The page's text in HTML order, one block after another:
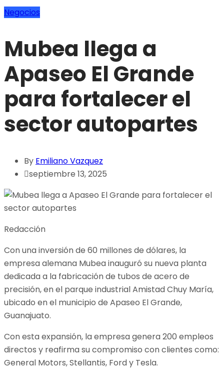
Negocios
Mubea llega a
Apaseo El Grande
para fortalecer el
sector autopartes
By Emiliano Vazquez
septiembre 13, 2025
Redacción
Con una inversión de 60 millones de dólares, la
empresa alemana Mubea inauguró su nueva planta
dedicada a la fabricación de tubos de acero de
precisión, en el parque industrial Amistad Chuy María,
ubicado en el municipio de Apaseo El Grande,
Guanajuato.
Con esta expansión, la empresa genera 200 empleos
directos y reafirma su compromiso con clientes como:
General Motors, Stellantis, Ford y Tesla.